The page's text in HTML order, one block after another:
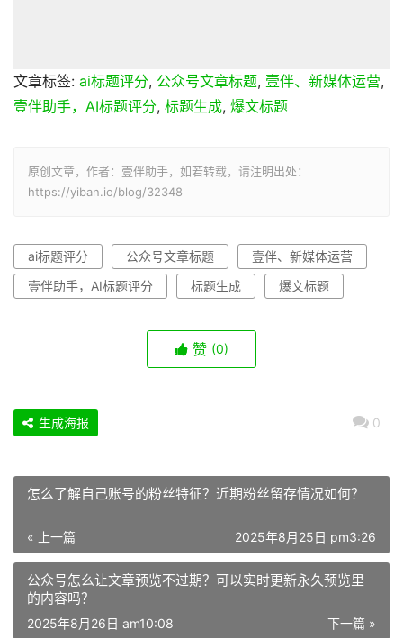
文章标签: ai标题评分, 公众号文章标题, 壹伴、新媒体运营,
壹伴助手，AI标题评分, 标题生成, 爆文标题
原创文章，作者：壹伴助手，如若转载，请注明出处：
https://yiban.io/blog/32348
ai标题评分 公众号文章标题
壹伴、新媒体运营
壹伴助手，AI标题评分
标题生成 爆文标题
赞 (0)
0
生成海报
怎么了解自己账号的粉丝特征？近期粉丝留存情况如何？
« 上一篇 2025年8月25日 pm3:26
公众号怎么让文章预览不过期？可以实时更新永久预览里
的内容吗？
下一篇 »
2025年8月26日 am10:08